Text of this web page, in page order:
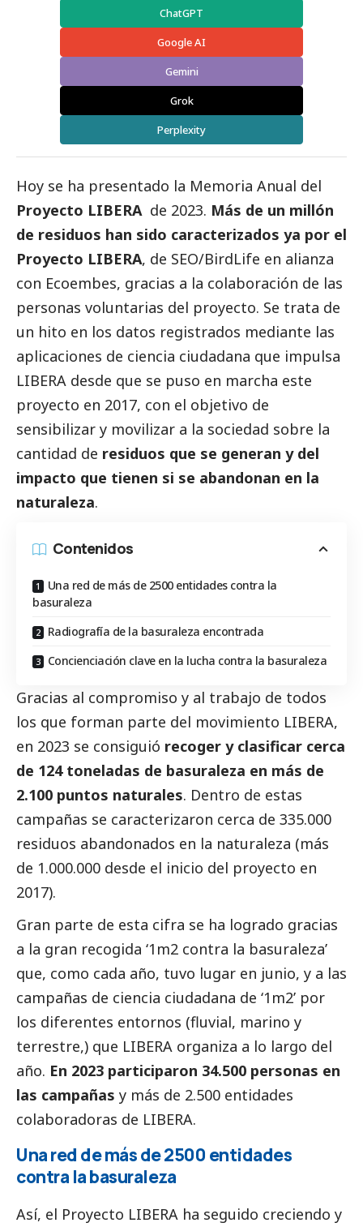
ChatGPT
Google AI
Gemini
Grok
Perplexity
Hoy se ha presentado la Memoria Anual del
Proyecto LIBERAde 2023. Más de un millón
de residuos han sido caracterizados ya por el
Proyecto LIBERA, de SEO/BirdLife en alianza
con Ecoembes, gracias a la colaboración de las
personas voluntarias del proyecto. Se trata de
un hito en los datos registrados mediante las
aplicaciones de ciencia ciudadana que impulsa
LIBERA desde que se puso en marcha este
proyecto en 2017, con el objetivo de
sensibilizar y movilizar a la sociedad sobre la
cantidad de residuos que se generan y del
impacto que tienen si se abandonan en la
naturaleza.
Contenidos
Una red de más de 2500 entidades contra la
basuraleza
Radiografía de la basuraleza encontrada
Concienciación clave en la lucha contra la basuraleza
Gracias al compromiso y al trabajo de todos
los que forman parte del movimiento LIBERA,
en 2023 se consiguió recoger y clasificar cerca
de 124 toneladas de basuraleza en más de
2.100 puntos naturales. Dentro de estas
campañas se caracterizaron cerca de 335.000
residuos abandonados en la naturaleza (más
de 1.000.000 desde el inicio del proyecto en
2017).
Gran parte de esta cifra se ha logrado gracias
a la gran recogida ‘1m2 contra la basuraleza’
que, como cada año, tuvo lugar en junio, y a las
campañas de ciencia ciudadana de ‘1m2’ por
los diferentes entornos (fluvial, marino y
terrestre,) que LIBERA organiza a lo largo del
año. En 2023 participaron 34.500 personas en
las campañas y más de 2.500 entidades
colaboradoras de LIBERA.
Una red de más de 2500 entidades
contra la basuraleza
Así, el Proyecto LIBERA ha seguido creciendo y